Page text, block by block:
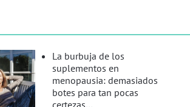
La burbuja de los
suplementos en
menopausia: demasiados
botes para tan pocas